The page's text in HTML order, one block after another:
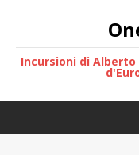
Incursioni di